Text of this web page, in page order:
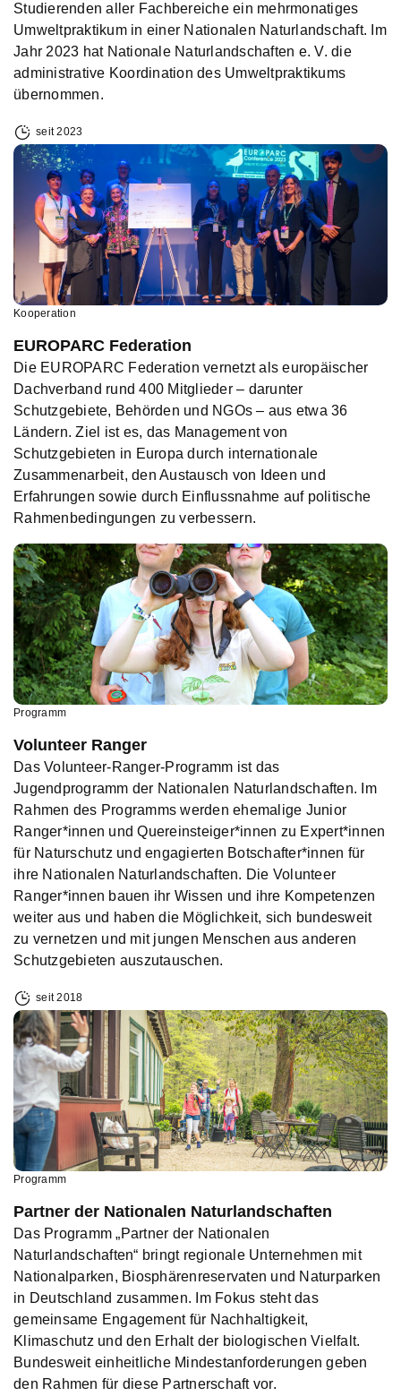
Studierenden aller Fachbereiche ein mehrmonatiges
Umweltpraktikum in einer Nationalen Naturlandschaft. Im
Jahr 2023 hat Nationale Naturlandschaften e. V. die
administrative Koordination des Umweltpraktikums
übernommen.
seit 2023
Kooperation
EUROPARC Federation
Die EUROPARC Federation vernetzt als europäischer
Dachverband rund 400 Mitglieder – darunter
Schutzgebiete, Behörden und NGOs – aus etwa 36
Ländern. Ziel ist es, das Management von
Schutzgebieten in Europa durch internationale
Zusammenarbeit, den Austausch von Ideen und
Erfahrungen sowie durch Einflussnahme auf politische
Rahmenbedingungen zu verbessern.
Programm
Volunteer Ranger
Das Volunteer-Ranger-Programm ist das
Jugendprogramm der Nationalen Naturlandschaften. Im
Rahmen des Programms werden ehemalige Junior
Ranger*innen und Quereinsteiger*innen zu Expert*innen
für Naturschutz und engagierten Botschafter*innen für
ihre Nationalen Naturlandschaften. Die Volunteer
Ranger*innen bauen ihr Wissen und ihre Kompetenzen
weiter aus und haben die Möglichkeit, sich bundesweit
zu vernetzen und mit jungen Menschen aus anderen
Schutzgebieten auszutauschen.
seit 2018
Programm
Partner der Nationalen Naturlandschaften
Das Programm „Partner der Nationalen
Naturlandschaften“ bringt regionale Unternehmen mit
Nationalparken, Biosphärenreservaten und Naturparken
in Deutschland zusammen. Im Fokus steht das
gemeinsame Engagement für Nachhaltigkeit,
Klimaschutz und den Erhalt der biologischen Vielfalt.
Bundesweit einheitliche Mindestanforderungen geben
den Rahmen für diese Partnerschaft vor.